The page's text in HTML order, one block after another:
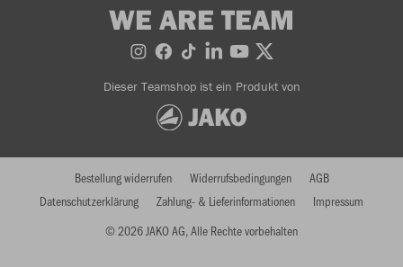
WE ARE TEAM
Dieser Teamshop ist ein Produkt von
© 2026 JAKO AG, Alle Rechte vorbehalten
Bestellung widerrufen Widerrufsbedingungen
AGB
Datenschutzerklärung
Zahlung- & Lieferinformationen Impressum